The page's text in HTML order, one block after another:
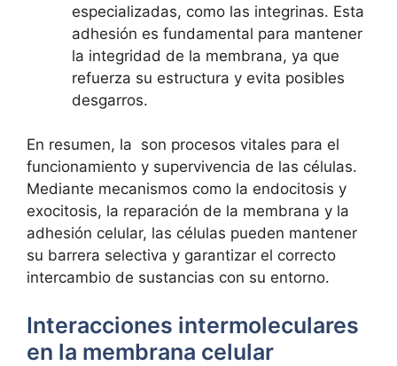
especializadas, como las integrinas. Esta
adhesión‍ es fundamental para ⁤mantener
⁢la integridad de la⁤ membrana, ya ⁤que
refuerza su estructura y‌ evita posibles
desgarros.
En ⁢resumen,⁣ la ⁢​ son ⁣procesos vitales para el
funcionamiento y supervivencia⁤ de las células.
‌Mediante mecanismos como‌ la ⁢endocitosis y
exocitosis, la reparación de la⁣ membrana ⁤y ‍la
adhesión celular, las células pueden mantener
su barrera​ selectiva y garantizar el correcto‌
intercambio de sustancias con su entorno.
Interacciones intermoleculares
⁢en ‌la membrana celular